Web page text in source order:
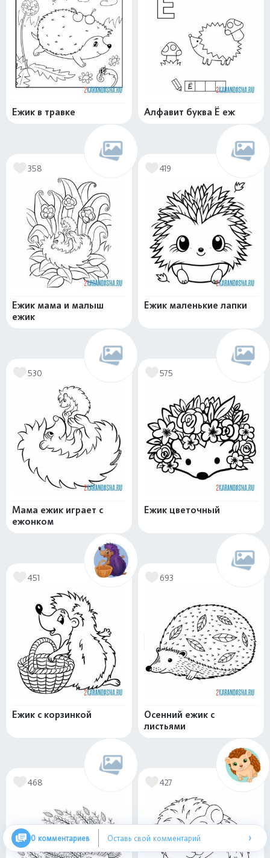
Ежик в травке Алфавит буква Ё еж
358
Ежик мама и малыш
ежик
419
Ежик маленькие лапки
530
Мама ежик играет с
ежонком
575
Ежик цветочный
451
Ежик с корзинкой
693
Осенний ежик с
листьями
468 427
0 комментариев Оставь свой комментарий ›